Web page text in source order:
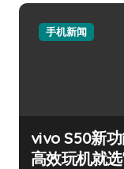
手机新闻
vivo S50新
高效玩机就选